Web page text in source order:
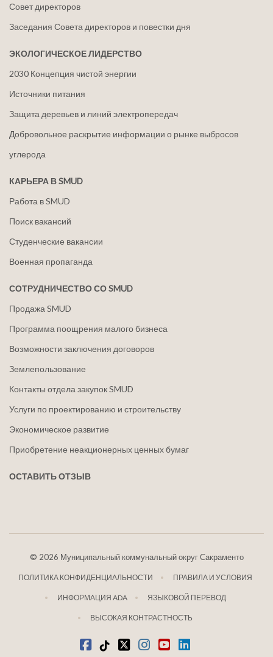
Совет директоров
Заседания Совета директоров и повестки дня
ЭКОЛОГИЧЕСКОЕ ЛИДЕРСТВО
2030 Концепция чистой энергии
Источники питания
Защита деревьев и линий электропередач
Добровольное раскрытие информации о рынке выбросов
углерода
КАРЬЕРА В SMUD
Работа в SMUD
Поиск вакансий
Студенческие вакансии
Военная пропаганда
СОТРУДНИЧЕСТВО СО SMUD
Продажа SMUD
Программа поощрения малого бизнеса
Возможности заключения договоров
Землепользование
Контакты отдела закупок SMUD
Услуги по проектированию и строительству
Экономическое развитие
Приобретение неакционерных ценных бумаг
ОСТАВИТЬ ОТЗЫВ
© 2026 Муниципальный коммунальный округ Сакраменто
ПОЛИТИКА КОНФИДЕНЦИАЛЬНОСТИ ПРАВИЛА И УСЛОВИЯ
ИНФОРМАЦИЯ ADA ЯЗЫКОВОЙ ПЕРЕВОД
ВЫСОКАЯ КОНТРАСТНОСТЬ
Фейсбук
Тик-Токщебетать
Инстаграм
ЮтубLinkedIn